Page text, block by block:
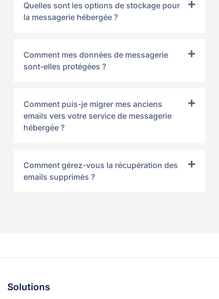
Quelles sont les options de stockage pour
la messagerie hébergée ?
Comment mes données de messagerie
sont-elles protégées ?
Comment puis-je migrer mes anciens
emails vers votre service de messagerie
hébergée ?
Comment gérez-vous la récupération des
emails supprimés ?
Solutions